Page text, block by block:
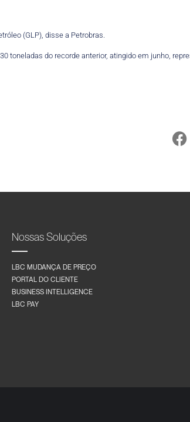
(GLP), disse a Petrobras.
toneladas do recorde anterior, atingido em junho,
Nossas Soluções
LBC MUDANÇA DE PREÇO
PORTAL DO CLIENTE
BUSINESS INTELLIGENCE
LBC PAY